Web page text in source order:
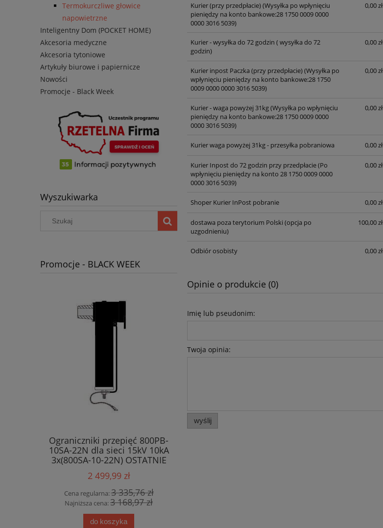
Termokurczliwe głowice
napowietrzne
Inteligentny Dom (POCKET HOME)
Akcesoria medyczne
Akcesoria tytoniowe
Artykuły biurowe i papiernicze
Nowości
Promocje - Black Week
Wyszukiwarka
Promocje - BLACK WEEK
Ograniczniki przepięć 800PB-
10SA-22N dla sieci 15kV 10kA
3x(800SA-10-22N) OSTATNIE
2 499,99 zł
Cena regularna:3 335,76 zł
Najniższa cena:3 168,97 zł
do koszyka
Kurier (przy przedpłacie)(Wysyłka po wpłynięciu
pieniędzy na konto bankowe:28 1750 0009 0000
0000 3016 5039)
0,00 zł
Kurier - wysyłka do 72 godzin ( wysyłka do 72
godzin)
0,00 zł
Kurier inpost Paczka (przy przedpłacie)(Wysyłka po
wpłynięciu pieniędzy na konto bankowe:28 1750
0009 0000 0000 3016 5039)
0,00 zł
Kurier - waga powyżej 31kg(Wysyłka po wpłynięciu
pieniędzy na konto bankowe:28 1750 0009 0000
0000 3016 5039)
0,00 zł
Kurier waga powyżej 31kg - przesyłka pobraniowa 0,00 zł
Kurier Inpost do 72 godzin przy przedpłacie(Po
wpłynięciu pieniędzy na konto 28 1750 0009 0000
0000 3016 5039)
0,00 zł
Shoper Kurier InPost pobranie 0,00 zł
dostawa poza terytorium Polski (opcja po
uzgodnieniu)
100,00 zł
Odbiór osobisty 0,00 zł
Opinie o produkcie (0)
Imię lub pseudonim:
Twoja opinia:
wyślij